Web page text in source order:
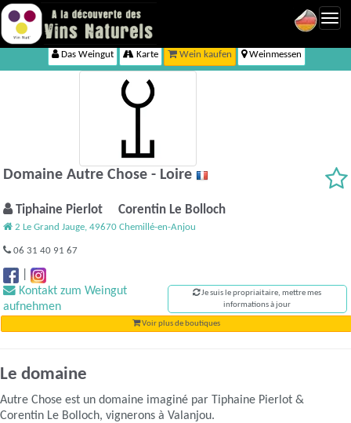
Das Weingut Karte Wein kaufen Weinmessen
Domaine Autre Chose - Loire
Tiphaine Pierlot Corentin Le Bolloch
2 Le Grand Jauge, 49670 Chemillé-en-Anjou
06 31 40 91 67
|
Kontakt zum Weingut
aufnehmen
Je suis le propriaitaire, mettre mes
informations à jour
Voir plus de boutiques
Le domaine
Autre Chose est un domaine imaginé par Tiphaine Pierlot &
Corentin Le Bolloch, vignerons à Valanjou.